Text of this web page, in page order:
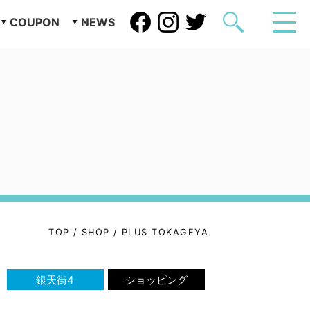
COUPON NEWS
TOP / SHOP / PLUS TOKAGEYA
銀天街4 ショッピング